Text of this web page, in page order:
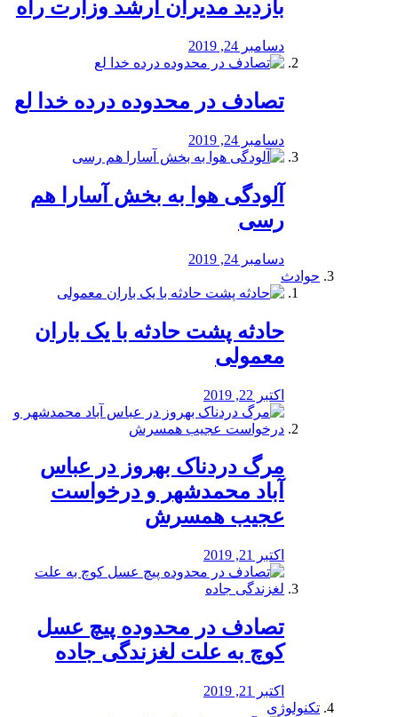
بازدید مدیران ارشد وزارت راه
دسامبر 24, 2019
تصادف در محدوده درده خدا لع
دسامبر 24, 2019
آلودگی هوا به بخش آسارا هم
رسی
دسامبر 24, 2019
حوادث
️حادثه پشت حادثه با یک باران
معمولی
اکتبر 22, 2019
مرگ دردناک بهروز در عباس
آباد محمدشهر و درخواست
عجیب همسرش
اکتبر 21, 2019
تصادف در محدوده پیچ عسل
کوچ به علت لغزندگی جاده
اکتبر 21, 2019
تکنولوژی